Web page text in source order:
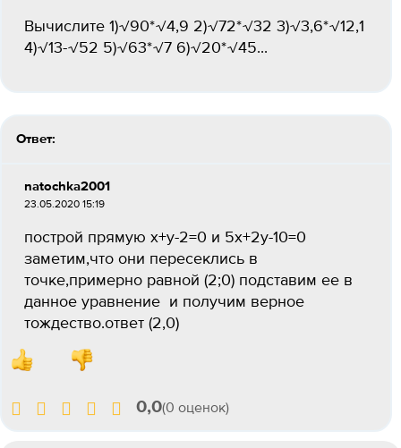
Вычислите 1)√90*√4,9 2)√72*√32 3)√3,6*√12,1
4)√13-√52 5)√63*√7 6)√20*√45...
Ответ:
natochka2001
23.05.2020 15:19
построй прямую х+у-2=0 и 5х+2у-10=0
заметим,что они пересеклись в
точке,примерно равной (2;0) подставим ее в
данное уравнение и получим верное
тождество.ответ (2,0)
0,0(0 оценок)